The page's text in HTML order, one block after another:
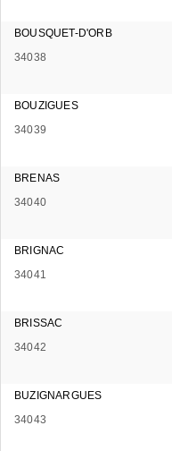
BOUSQUET-D'ORB
34038
BOUZIGUES
34039
BRENAS
34040
BRIGNAC
34041
BRISSAC
34042
BUZIGNARGUES
34043